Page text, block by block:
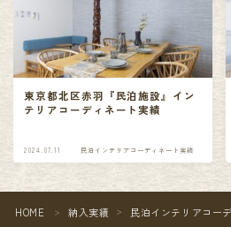
東京都北区赤羽『民泊施設』イン
テリアコーディネート実績
2024.07.11 民泊インテリアコーディネート実績
HOME ＞ 納入実績 ＞ 民泊インテリアコー